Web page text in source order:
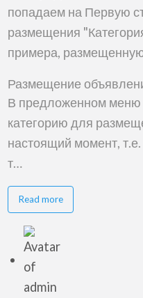
попадаем на Первую
размещения
примера,
Размещение
В предложенном меню
категорию для
настоящий момент,
т…
Read moreabout
объявления